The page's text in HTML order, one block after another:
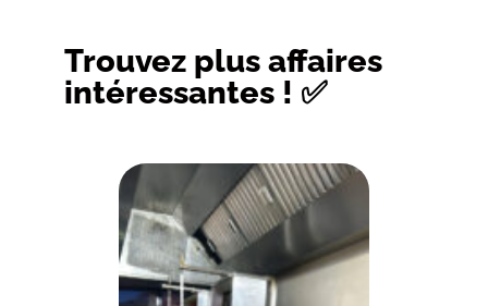
Trouvez plus affaires
intéressantes ! ✅